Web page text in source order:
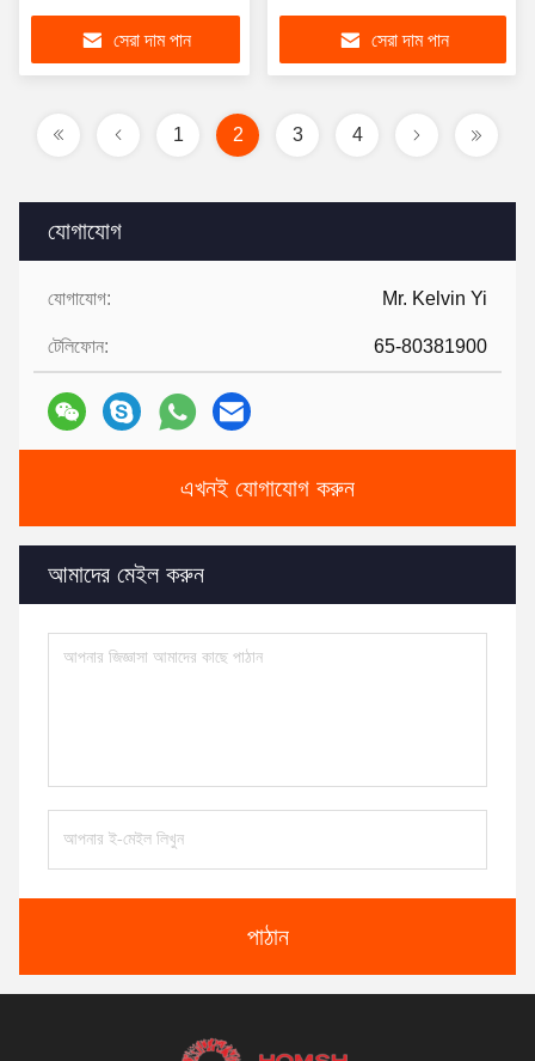
যোগাযোগ
যোগাযোগ: Mr. Kelvin Yi
টেলিফোন: 65-80381900
এখনই যোগাযোগ করুন
আমাদের মেইল করুন
পাঠান
সেরা দাম পান সেরা দাম পান
1 2 3 4